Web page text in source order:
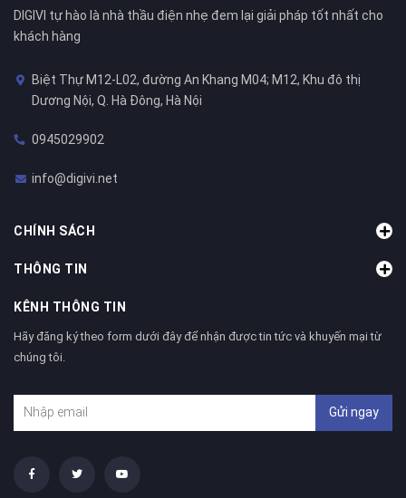
DIGIVI tự hào là nhà thầu điện nhẹ đem lại giải pháp tốt nhất cho
khách hàng
Biệt Thự M12-L02, đường An Khang M04; M12, Khu đô thị
Dương Nội, Q. Hà Đông, Hà Nội
0945029902
info@digivi.net
CHÍNH SÁCH
THÔNG TIN
KÊNH THÔNG TIN
Hãy đăng ký theo form dưới đây để nhận được tin tức và khuyến mại từ
chúng tôi.
Gửi ngay